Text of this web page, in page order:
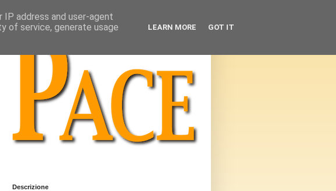
Descrizione
address and user-agent
of service, generate usage
LEARN MORE GOT IT